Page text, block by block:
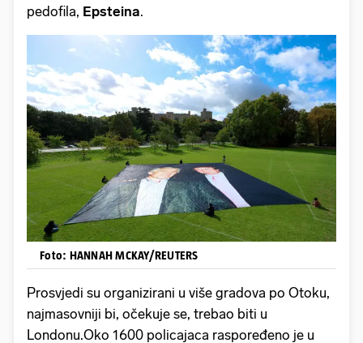
pedofila, Epsteina.
Foto: HANNAH MCKAY/REUTERS
Prosvjedi su organizirani u više gradova po Otoku,
najmasovniji bi, očekuje se, trebao biti u
Londonu.Oko 1600 policajaca raspoređeno je u